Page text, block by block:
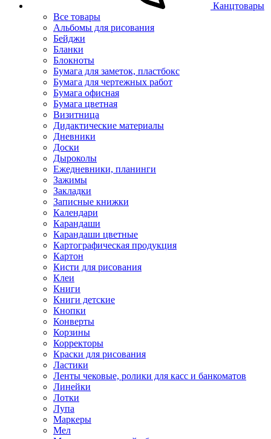
Канцтовары
Все товары
Альбомы для рисования
Бейджи
Бланки
Блокноты
Бумага для заметок, пластбокс
Бумага для чертежных работ
Бумага офисная
Бумага цветная
Визитница
Дидактические материалы
Дневники
Доски
Дыроколы
Ежедневники, планинги
Зажимы
Закладки
Записные книжки
Календари
Карандаши
Карандаши цветные
Картографическая продукция
Картон
Кисти для рисования
Клеи
Книги
Книги детские
Кнопки
Конверты
Корзины
Корректоры
Краски для рисования
Ластики
Ленты чековые, ролики для касс и банкоматов
Линейки
Лотки
Лупа
Маркеры
Мел